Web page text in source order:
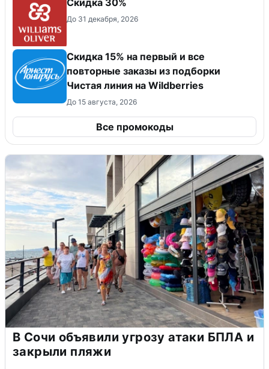
До 31 декабря, 2026
Скидка 15% на первый и все
повторные заказы из подборки
Чистая линия на Wildberries
До 15 августа, 2026
Все промокоды
В Сочи объявили угрозу атаки БПЛА и
закрыли пляжи